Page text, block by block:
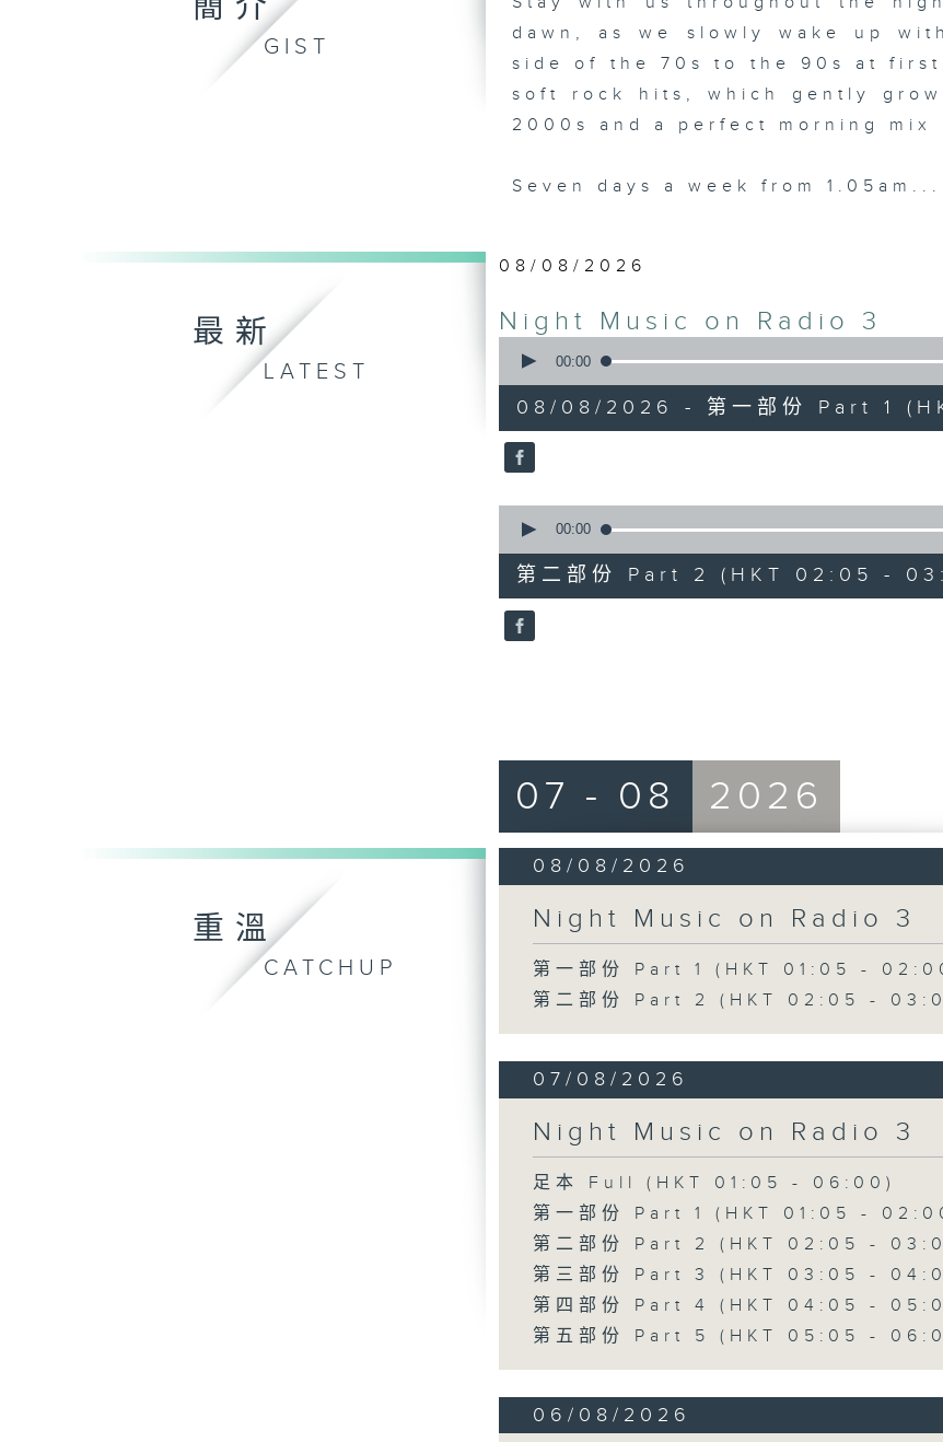
簡介
GIST
dawn, as we slowly wake up
side of the 70s to the 90s at
soft rock hits, which gently
2000s and a perfect morning mix
Seven days a week from
最新
LATEST
08/08/2026
Night Music on Radio 3
seconds
54
minutes,
59
seconds
90%
00:00
08/08/2026 - 第一部份 Part 1
seconds
55
minutes,
0
seconds
90%
00:00
第二部份 Part 2 (HKT 02:05 -
重溫
CATCHUP
07 - 08 2026
08/08/2026
Night Music on Radio 3
第一部份 Part 1 (HKT 01:05 -
第二部份 Part 2 (HKT 02:05 -
07/08/2026
Night Music on Radio 3
足本 Full (HKT 01:05 - 06:00)
第一部份 Part 1 (HKT 01:05 -
第二部份 Part 2 (HKT 02:05 -
第三部份 Part 3 (HKT 03:05 -
第四部份 Part 4 (HKT 04:05 -
第五部份 Part 5 (HKT 05:05 -
06/08/2026